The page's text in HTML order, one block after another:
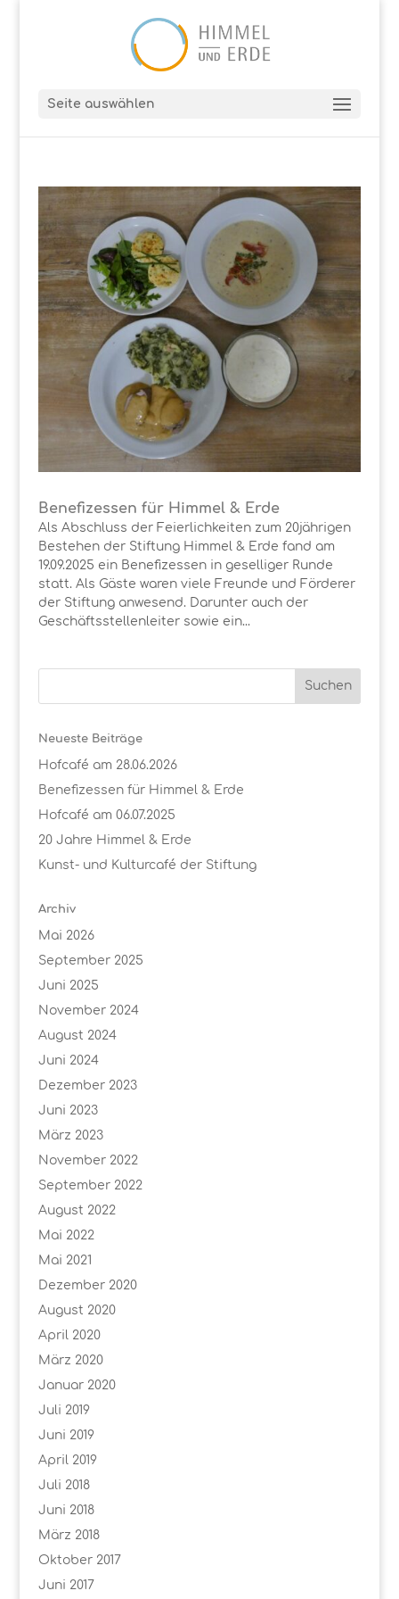
Seite auswählen
Benefizessen für Himmel & Erde
Als Abschluss der Feierlichkeiten zum 20jährigen
Bestehen der Stiftung Himmel & Erde fand am
19.09.2025 ein Benefizessen in geselliger Runde
statt. Als Gäste waren viele Freunde und Förderer
der Stiftung anwesend. Darunter auch der
Geschäftsstellenleiter sowie ein...
Neueste Beiträge
Hofcafé am 28.06.2026
Benefizessen für Himmel & Erde
Hofcafé am 06.07.2025
20 Jahre Himmel & Erde
Kunst- und Kulturcafé der Stiftung
Archiv
Mai 2026
September 2025
Juni 2025
November 2024
August 2024
Juni 2024
Dezember 2023
Juni 2023
März 2023
November 2022
September 2022
August 2022
Mai 2022
Mai 2021
Dezember 2020
August 2020
April 2020
März 2020
Januar 2020
Juli 2019
Juni 2019
April 2019
Juli 2018
Juni 2018
März 2018
Oktober 2017
Juni 2017